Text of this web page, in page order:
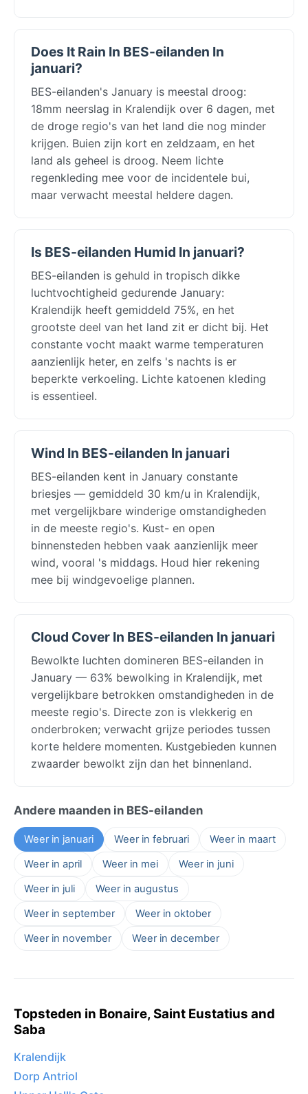
Does It Rain In BES-eilanden In
januari?
BES-eilanden's January is meestal droog:
18mm neerslag in Kralendijk over 6 dagen, met
de droge regio's van het land die nog minder
krijgen. Buien zijn kort en zeldzaam, en het
land als geheel is droog. Neem lichte
regenkleding mee voor de incidentele bui,
maar verwacht meestal heldere dagen.
Is BES-eilanden Humid In januari?
BES-eilanden is gehuld in tropisch dikke
luchtvochtigheid gedurende January:
Kralendijk heeft gemiddeld 75%, en het
grootste deel van het land zit er dicht bij. Het
constante vocht maakt warme temperaturen
aanzienlijk heter, en zelfs 's nachts is er
beperkte verkoeling. Lichte katoenen kleding
is essentieel.
Wind In BES-eilanden In januari
BES-eilanden kent in January constante
briesjes — gemiddeld 30 km/u in Kralendijk,
met vergelijkbare winderige omstandigheden
in de meeste regio's. Kust- en open
binnensteden hebben vaak aanzienlijk meer
wind, vooral 's middags. Houd hier rekening
mee bij windgevoelige plannen.
Cloud Cover In BES-eilanden In januari
Bewolkte luchten domineren BES-eilanden in
January — 63% bewolking in Kralendijk, met
vergelijkbare betrokken omstandigheden in de
meeste regio's. Directe zon is vlekkerig en
onderbroken; verwacht grijze periodes tussen
korte heldere momenten. Kustgebieden kunnen
zwaarder bewolkt zijn dan het binnenland.
Andere maanden in BES-eilanden
Weer in januari Weer in februari
Weer in maart
Weer in april
Weer in mei
Weer in juni
Weer in juli
Weer in augustus
Weer in september
Weer in oktober
Weer in november
Weer in december
Topsteden in Bonaire, Saint Eustatius and
Saba
Kralendijk
Dorp Antriol